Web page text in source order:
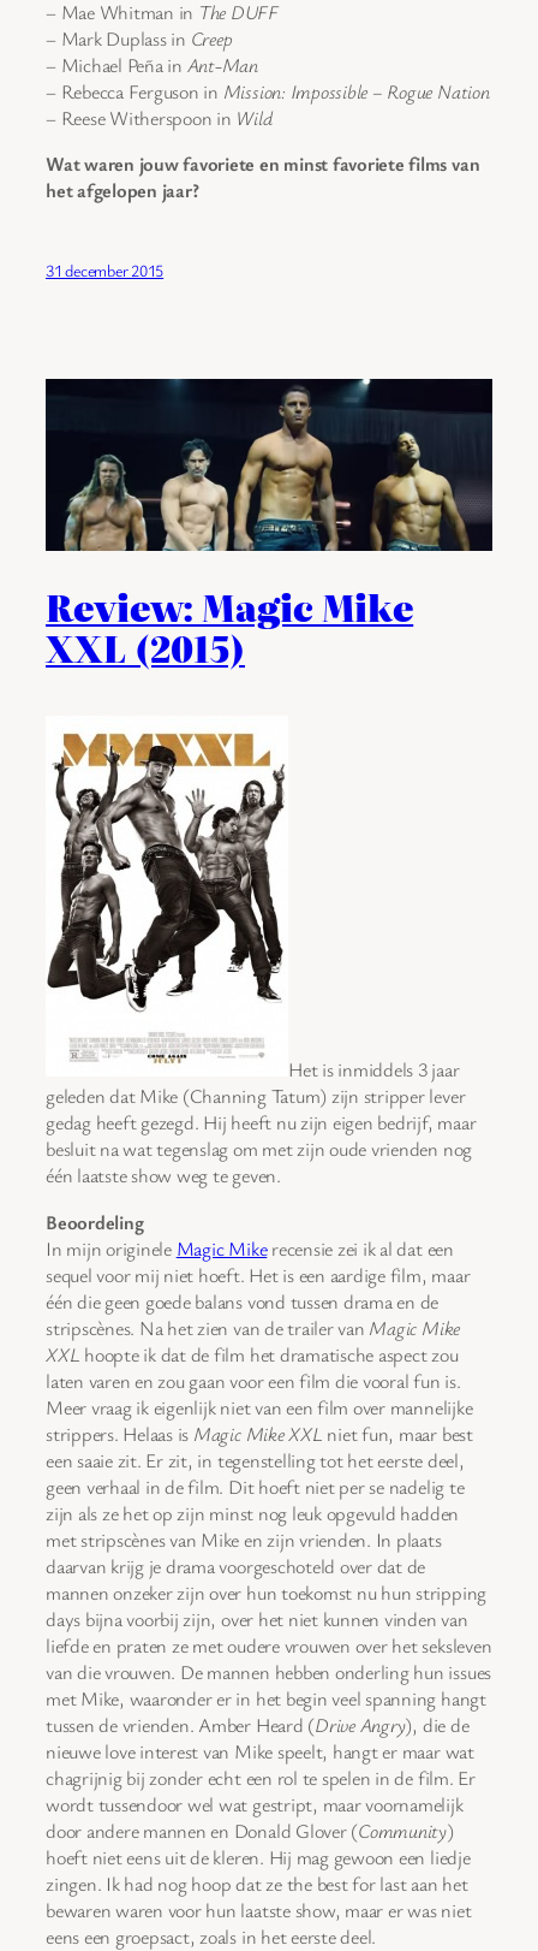
– Mae Whitman in The DUFF
– Mark Duplass in Creep
– Michael Peña in Ant-Man
– Rebecca Ferguson in Mission: Impossible – Rogue Nation
– Reese Witherspoon in Wild
Wat waren jouw favoriete en minst favoriete films van
het afgelopen jaar?
31 december 2015
Review: Magic Mike
XXL (2015)
Het is inmiddels 3 jaar
geleden dat Mike (Channing Tatum) zijn stripper lever
gedag heeft gezegd. Hij heeft nu zijn eigen bedrijf, maar
besluit na wat tegenslag om met zijn oude vrienden nog
één laatste show weg te geven.
Beoordeling
In mijn originele Magic Mikerecensie zei ik al dat een
sequel voor mij niet hoeft. Het is een aardige film, maar
één die geen goede balans vond tussen drama en de
stripscènes. Na het zien van de trailer van Magic Mike
XXL hoopte ik dat de film het dramatische aspect zou
laten varen en zou gaan voor een film die vooral fun is.
Meer vraag ik eigenlijk niet van een film over mannelijke
strippers. Helaas is Magic Mike XXL niet fun, maar best
een saaie zit. Er zit, in tegenstelling tot het eerste deel,
geen verhaal in de film. Dit hoeft niet per se nadelig te
zijn als ze het op zijn minst nog leuk opgevuld hadden
met stripscènes van Mike en zijn vrienden. In plaats
daarvan krijg je drama voorgeschoteld over dat de
mannen onzeker zijn over hun toekomst nu hun stripping
days bijna voorbij zijn, over het niet kunnen vinden van
liefde en praten ze met oudere vrouwen over het seksleven
van die vrouwen. De mannen hebben onderling hun issues
met Mike, waaronder er in het begin veel spanning hangt
tussen de vrienden. Amber Heard (Drive Angry), die de
nieuwe love interest van Mike speelt, hangt er maar wat
chagrijnig bij zonder echt een rol te spelen in de film. Er
wordt tussendoor wel wat gestript, maar voornamelijk
door andere mannen en Donald Glover (Community)
hoeft niet eens uit de kleren. Hij mag gewoon een liedje
zingen. Ik had nog hoop dat ze the best for last aan het
bewaren waren voor hun laatste show, maar er was niet
eens een groepsact, zoals in het eerste deel.